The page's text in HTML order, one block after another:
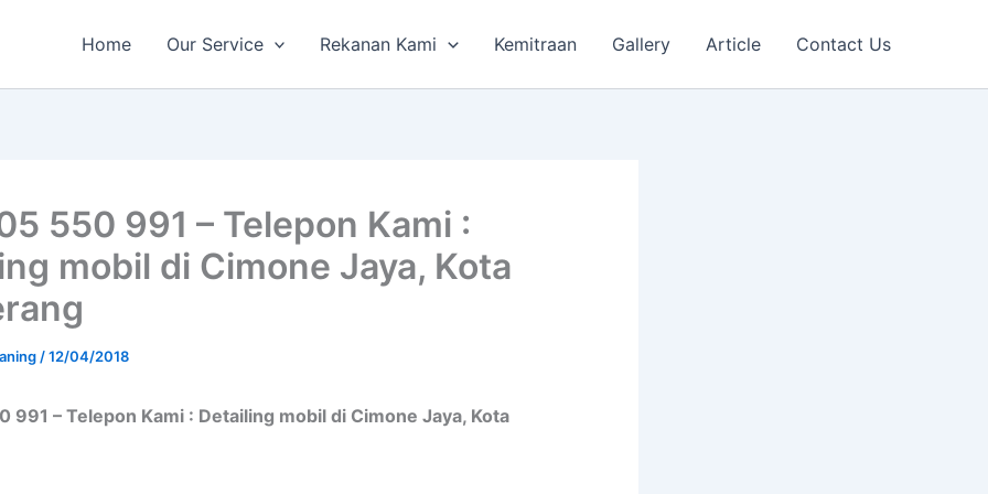
Home Our Service Rekanan Kami Kemitraan Gallery Article Contact Us
550 991 – Telepon Kami :
mobil di Cimone Jaya, Kota
/12/04/2018
991 – Telepon Kami : Detailing mobil di Cimone Jaya, Kota